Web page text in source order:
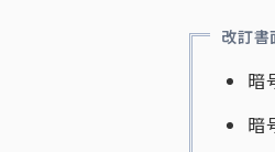
改訂書
暗
暗